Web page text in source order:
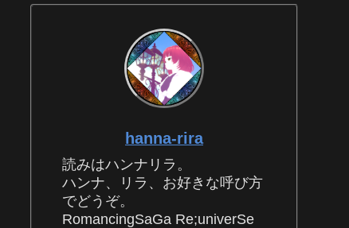
hanna-rira
読みはハンナリラ。
ハンナ、リラ、お好きな呼び方
でどうぞ。
RomancingSaGa Re;univerSe